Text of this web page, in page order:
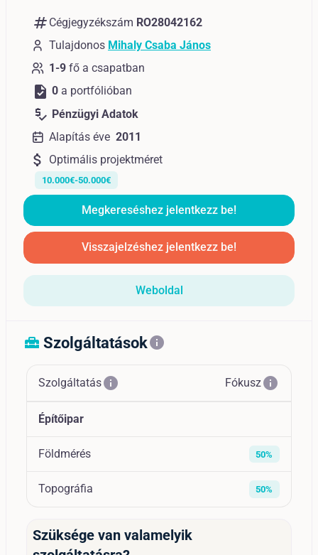
numbers Cégjegyzékszám RO28042162
Tulajdonos Mihaly Csaba János
1-9 fő a csapatban
task 0 a portfólióban
price_check Pénzügyi Adatok
Alapítás éve 2011
attach_money Optimális projektméret
10.000€-50.000€
Megkereséshez jelentkezz be!
Visszajelzéshez jelentkezz be!
Weboldal
home_repair_service Szolgáltatásokinfo
Szolgáltatásinfo Fókuszinfo
Építőipar
Földmérés 50%
Topográfia 50%
Szüksége van valamelyik